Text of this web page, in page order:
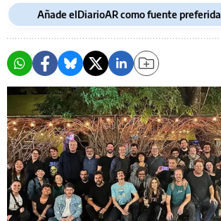
Añade elDiarioAR como fuente preferida